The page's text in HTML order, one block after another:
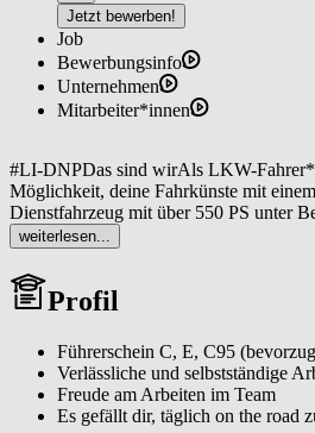
Jetzt bewerben!
Job
Bewerbungsinfo
Unternehmen
Mitarbeiter*innen
#LI-DNPDas sind wirAls LKW-
Möglichkeit, deine Fahrkünste mit
Dienstfahrzeug mit über 550 PS unter
auch ein positives Arbeitsumfeld zu
krisensicheren Arbeitsumfeld begibst du
abwechslungsreiche Routen durch ganz
Chance mit einer täglichen Heimkehr.
weiterlesen...
Profil
Führerschein C, E, C95
Verlässliche und selbstständige
Freude am Arbeiten im Team
Es gefällt dir, täglich on the road